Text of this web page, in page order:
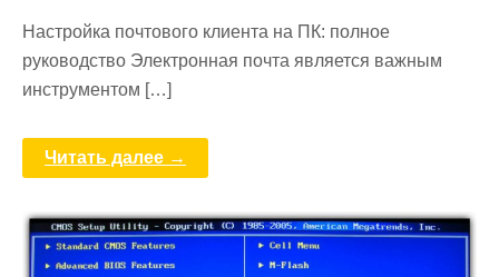
Настройка почтового клиента на ПК: полное
руководство Электронная почта является важным
инструментом […]
Читать далее →